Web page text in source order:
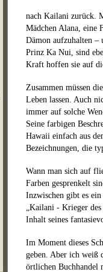
nach Kailani zurück.
Mädchen Alana, eine
Dämon aufzuhalten –
Prinz Ka Nui, sind
Kraft hoffen sie auf
Zusammen müssen
Leben lassen. Auch
immer auf solche
Seine farbigen
Hawaii einfach aus
Bezeichnungen, die
Wann man sich auf
Farben gesprenkelt
Inzwischen gibt es
„Kailani - Krieger
Inhalt seines
Im Moment dieses
geben. Aber ich weiß
örtlichen Buchhandel